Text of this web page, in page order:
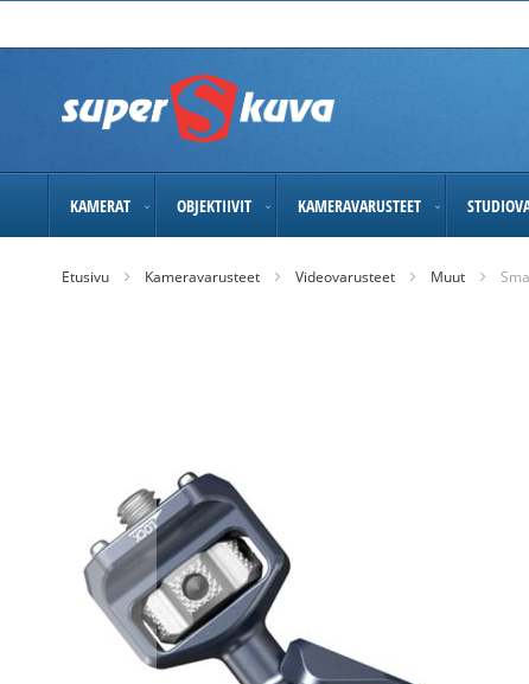
to
KAMERAT OBJEKTIIVIT KAMERAVARUSTEET
Etusivu Kameravarusteet Videovarusteet Muut